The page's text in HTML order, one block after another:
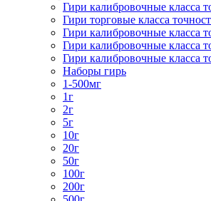
Гири калибровочные класса
Гири торговые класса
Гири калибровочные класса
Гири калибровочные класса
Гири калибровочные класса
Наборы гирь
1-500мг
1г
2г
5г
10г
20г
50г
100г
200г